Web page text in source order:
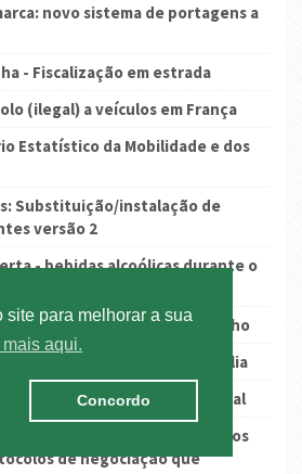
site para melhorar a sua
mais aqui.
Concordo
novo sistema de portagens a
- Fiscalização em estrada
(ilegal) a veículos em França
Estatístico da Mobilidade e dos
Substituição/instalação de
versão 2
- bebidas alcoólicas durante o
Manifestações a 29 de julho
restrições à circulação em Itália
- Salário Mínimo Nacional
e SIMM pretendem incumprir os
de negociação que